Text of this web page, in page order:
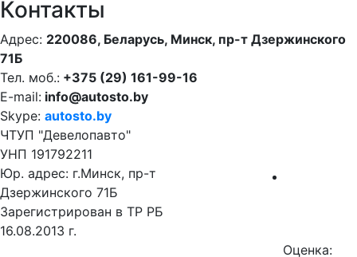
Контакты
Адрес: 220086, Беларусь, Минск, пр-т Дзержинского
71Б
Тел. моб.: +375 (29) 161-99-16
E-mail: info@autosto.by
Skype: autosto.by
ЧТУП "Девелопавто"
УНП 191792211
Юр. адрес: г.Минск, пр-т
Дзержинского 71Б
Зарегистрирован в ТР РБ
16.08.2013 г.
Оценка: